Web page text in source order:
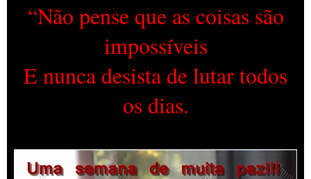
“Não pense que as coisas são
impossíveis
E nunca desista de lutar todos
os dias.